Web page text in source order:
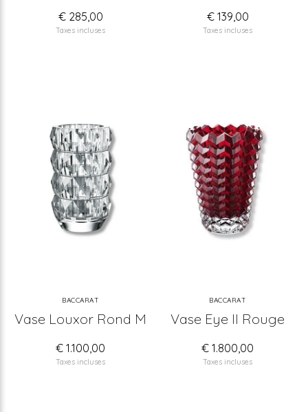
€ 285,00
Taxes incluses
€ 139,00
Taxes incluses
BACCARAT
Vase Louxor Rond M
€ 1.100,00
Taxes incluses
BACCARAT
Vase Eye II Rouge
€ 1.800,00
Taxes incluses